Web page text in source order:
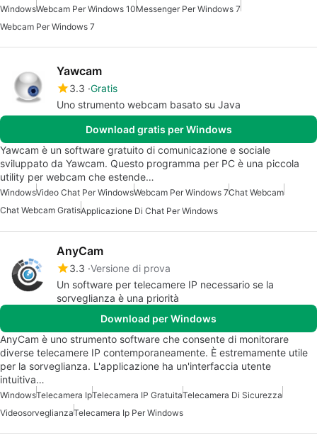
WindowsWebcam Per Windows 10Messenger Per Windows 7
Webcam Per Windows 7
Yawcam
3.3 Gratis
Uno strumento webcam basato su Java
Download gratis per Windows
Yawcam è un software gratuito di comunicazione e sociale
sviluppato da Yawcam. Questo programma per PC è una piccola
utility per webcam che estende…
WindowsVideo Chat Per WindowsWebcam Per Windows 7Chat Webcam
Chat Webcam GratisApplicazione Di Chat Per Windows
AnyCam
3.3 Versione di prova
Un software per telecamere IP necessario se la
sorveglianza è una priorità
Download per Windows
AnyCam è uno strumento software che consente di monitorare
diverse telecamere IP contemporaneamente. È estremamente utile
per la sorveglianza. L'applicazione ha un'interfaccia utente
intuitiva…
WindowsTelecamera IpTelecamera IP GratuitaTelecamera Di Sicurezza
VideosorveglianzaTelecamera Ip Per Windows